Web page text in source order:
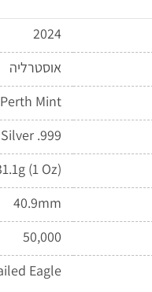
2024
אוסטרליה
Mint
Silver .999
(1 Oz)
40.9mm
50,000
Eagle